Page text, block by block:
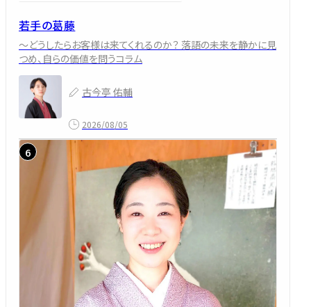
若手の葛藤
～どうしたらお客様は来てくれるのか？ 落語の未来を静かに見
つめ、自らの価値を問うコラム
古今亭 佑輔
2026/08/05